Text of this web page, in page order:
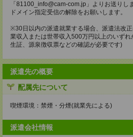
「81100_info@cam-com.jp」よりお送りし
ドメイン指定受信の解除をお願いします。
※30日以内の派遣就業する場合、派遣法改
業収入または世帯収入500万円以上のいず
生証、源泉徴収票などの確認が必要です)
派遣先の概要
配属先について
喫煙環境：禁煙・分煙(就業先による)
派遣会社情報